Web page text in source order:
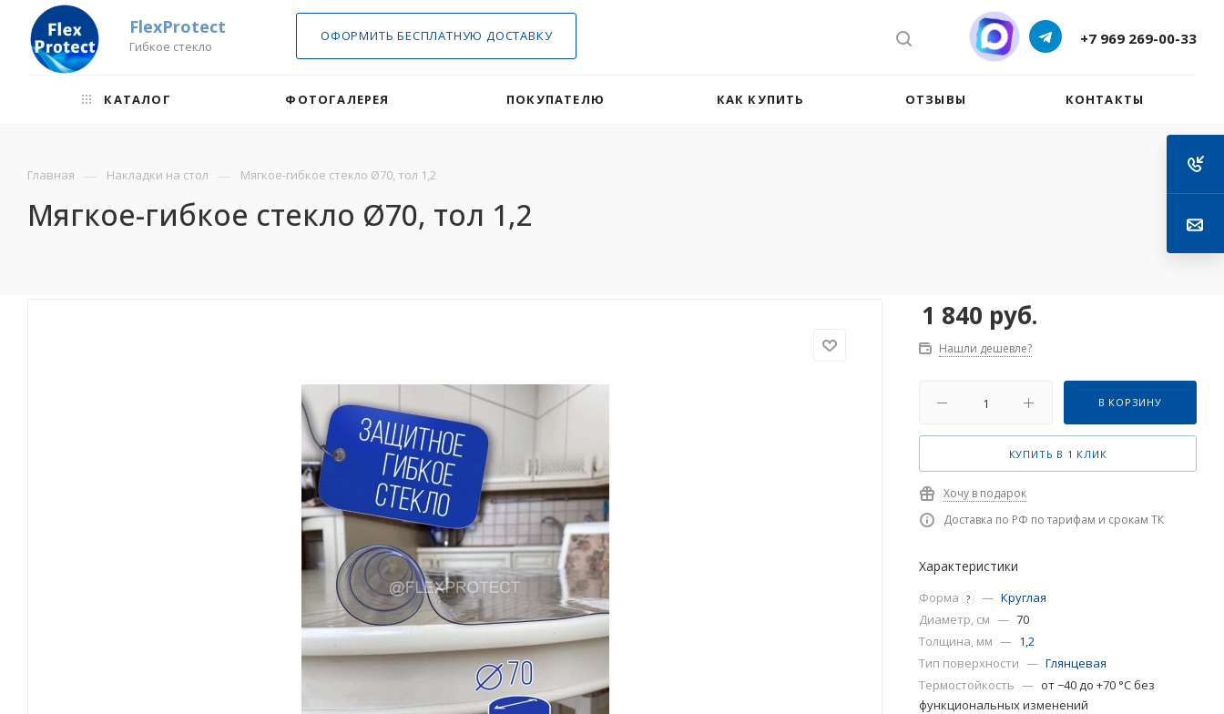
FlexProtect
Гибкое стекло
ОФОРМИТЬ БЕСПЛАТНУЮ ДОСТАВКУ +7 969 269-00-33
КАТАЛОГ ФОТОГАЛЕРЕЯ ПОКУПАТЕЛЮ КАК КУПИТЬ ОТЗЫВЫ КОНТАКТЫ
Главная — Накладки на стол — Мягкое-гибкое стекло Ø70, тол 1,2
Мягкое-гибкое стекло Ø70, тол 1,2
1 840 руб.
Нашли дешевле?
В КОРЗИНУ
КУПИТЬ В 1 КЛИК
Хочу в подарок
Доставка по РФ по тарифам и срокам ТК
Характеристики
Форма ? — Круглая
Диаметр, см — 70
Толщина, мм — 1,2
Тип поверхности — Глянцевая
Термостойкость — от −40 до +70 °C без
функциональных изменений